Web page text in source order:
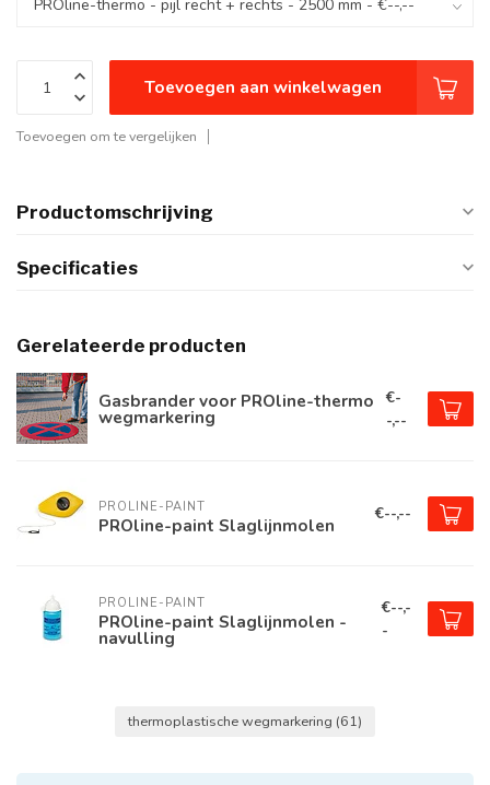
Toevoegen aan winkelwagen
Toevoegen om te vergelijken
Productomschrijving
Specificaties
Gerelateerde producten
Gasbrander voor PROline-thermo
wegmarkering
€-
-,--
PROLINE-PAINT
PROline-paint Slaglijnmolen €--,--
PROLINE-PAINT
PROline-paint Slaglijnmolen -
navulling
€--,-
-
thermoplastische wegmarkering (61)